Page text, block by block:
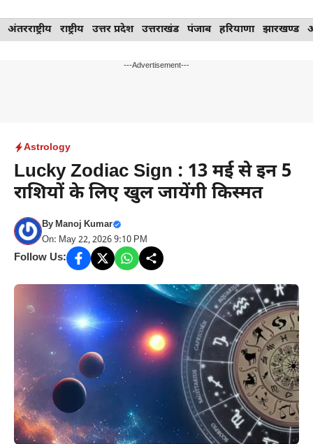
Skip
to
अंतरराष्ट्रीय राष्ट्रीय उत्तर प्रदेश उत्तराखंड पंजाब हरियाणा झारखण्ड
---Advertisement---
Astrology
Lucky Zodiac Sign : 13 मई से इन 5
राशियों के लिए खुल जायेंगी किस्मत
ByManoj Kumar
On: May 22, 2026 9:10 PM
Follow Us: